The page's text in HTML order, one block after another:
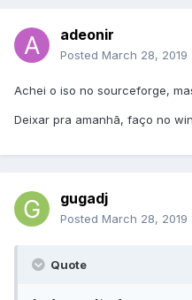
adeonir
Posted March 28, 2019
Achei o iso no sourceforge,
Deixar pra amanhã, faço no
gugadj
Posted March 28, 2019
Quote